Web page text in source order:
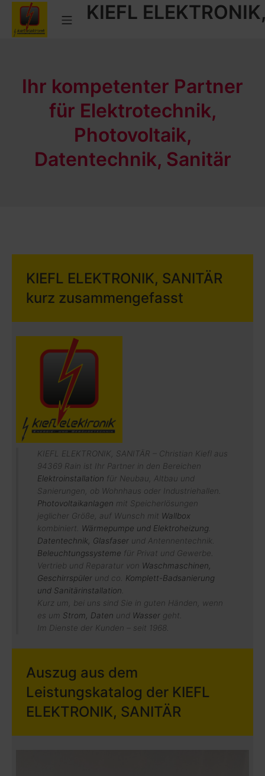
Inhalt
springen
Mobile Menü
KIEFL
Ihr kompetenter Partner
für Elektrotechnik,
Photovoltaik,
Datentechnik, Sanitär
KIEFL ELEKTRONIK, SANITÄR
kurz zusammengefasst
KIEFL ELEKTRONIK, SANITÄR – Christian Kiefl aus
94369 Rain ist Ihr Partner in den Bereichen
Elektroinstallation für Neubau, Altbau und
Sanierungen, ob Wohnhaus oder Industriehallen.
Photovoltaikanlagen mit Speicherlösungen
jeglicher Größe, auf Wunsch mit Wallbox
kombiniert. Wärmepumpe und Elektroheizung
Datentechnik, Glasfaser und Antennentechnik.
Beleuchtungssysteme für Privat und Gewerbe.
Vertrieb und Reparatur von Waschmaschinen,
Geschirrspüler und co. Komplett-Badsanierung
und Sanitärinstallation
Kurz um, bei uns sind Sie in guten Händen, wenn
es um Strom, Daten und Wasser geht.
Im Dienste der Kunden – seit 1968.
Auszug aus dem
Leistungskatalog der KIEFL
ELEKTRONIK, SANITÄR